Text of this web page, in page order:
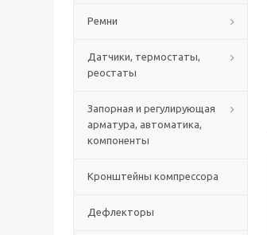
Ремни
Датчики, термостаты,
реостаты
Запорная и регулирующая
арматура, автоматика,
компоненты
Кронштейны компрессора
Дефлекторы